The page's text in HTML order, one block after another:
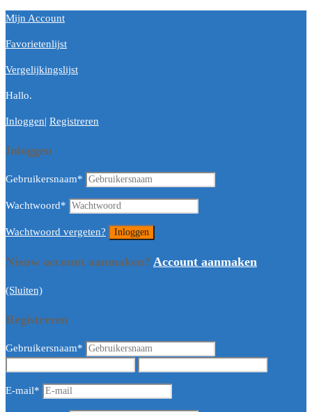
Mijn Account
Favorietenlijst
Vergelijkingslijst
Hallo.
Inloggen| Registreren
Inloggen
Gebruikersnaam*
Wachtwoord*
Wachtwoord vergeten?
Nieuw account aanmaken? Account aanmaken
(Sluiten)
Registreren
Gebruikersnaam*
E-mail*